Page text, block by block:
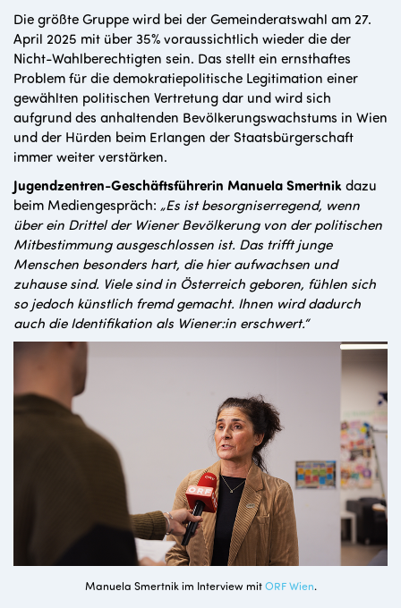
Die größte Gruppe wird bei der Gemeinderatswahl am 27.
April 2025 mit über 35% voraussichtlich wieder die der
Nicht-Wahlberechtigten sein. Das stellt ein ernsthaftes
Problem für die demokratiepolitische Legitimation einer
gewählten politischen Vertretung dar und wird sich
aufgrund des anhaltenden Bevölkerungswachstums in Wien
und der Hürden beim Erlangen der Staatsbürgerschaft
immer weiter verstärken.
Jugendzentren-Geschäftsführerin Manuela Smertnik dazu
beim Mediengespräch: „Es ist besorgniserregend, wenn
über ein Drittel der Wiener Bevölkerung von der politischen
Mitbestimmung ausgeschlossen ist. Das trifft junge
Menschen besonders hart, die hier aufwachsen und
zuhause sind. Viele sind in Österreich geboren, fühlen sich
so jedoch künstlich fremd gemacht. Ihnen wird dadurch
auch die Identifikation als Wiener:in erschwert.“
Manuela Smertnik im Interview mitORF Wien.